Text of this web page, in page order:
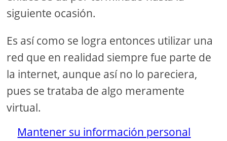
siguiente ocasión.
Es así como se logra entonces utilizar una
red que en realidad siempre fue parte de
la internet, aunque así no lo pareciera,
pues se trataba de algo meramente
virtual.
Mantener su información personal